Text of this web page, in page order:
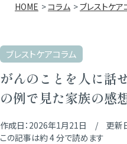
HOME コラム ブレストケア
ブレストケアコラム
がんのことを人に話
の例で見た家族の感
2026年1月21日
この記事は約 4 分で読めます